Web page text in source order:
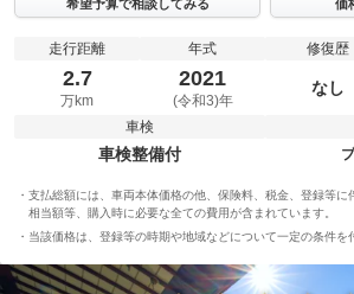
希望予算で相談してみる 価
走行距離
2.7
万km
年式
2021
(令和3)年
修復歴
なし
車検
車検整備付
支払総額には、車両本体価格の他、保険料、税金、登録等に
相当額等、購入時に必要な全ての費用が含まれています。
当該価格は、登録等の時期や地域などについて一定の条件を